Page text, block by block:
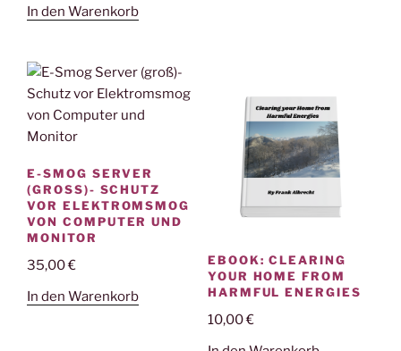
In den Warenkorb
E-SMOG SERVER
(GROSS)- SCHUTZ V
OR ELEKTROMSMOG V
ON COMPUTER UND M
ONITOR
35,00€
In den Warenkorb
EBOOK: CLEARING
YOUR HOME FROM
HARMFUL ENERGIES
10,00€